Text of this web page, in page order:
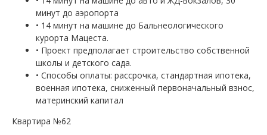
минут до аэропорта
• 14 минут на машине до Бальнеологического
курорта Мацеста.
• Проект предполагает строительство собственной
школы и детского сада.
• Способы оплаты: рассрочка, стандартная ипотека,
военная ипотека, сниженный первоначальный взнос,
материнский капитал
Квартира №62